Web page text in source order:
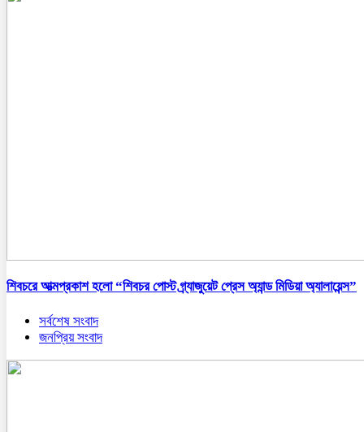
শিবচরে আত্মপ্রকাশ হলো “শিবচর পোস্ট গ্র্যাজুয়েট প্রেস অ্যান্ড মিডিয়া অ্যালায়েন্স”
সর্বশেষ সংবাদ
জনপ্রিয় সংবাদ